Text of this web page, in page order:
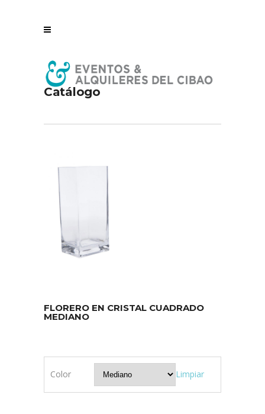
Catálogo
FLORERO EN CRISTAL CUADRADO
MEDIANO
Color Limpiar